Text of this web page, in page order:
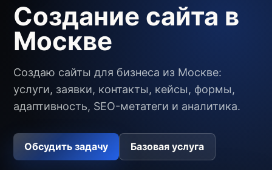
Создание сайта в
Москве
Создаю сайты для бизнеса из Москве:
услуги, заявки, контакты, кейсы, формы,
адаптивность, SEO-метатеги и аналитика.
Обсудить задачу Базовая услуга